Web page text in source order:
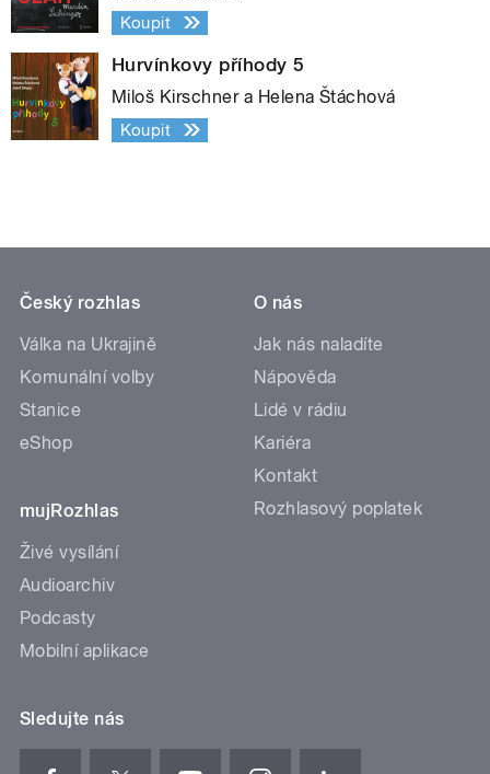
Koupit
Hurvínkovy příhody 5
Miloš Kirschner a Helena Štáchová
Koupit
Český rozhlas
Válka na Ukrajině
Komunální volby
Stanice
eShop
mujRozhlas
Živé vysílání
Audioarchiv
Podcasty
Mobilní aplikace
O nás
Jak nás naladíte
Nápověda
Lidé v rádiu
Kariéra
Kontakt
Rozhlasový poplatek
Sledujte nás